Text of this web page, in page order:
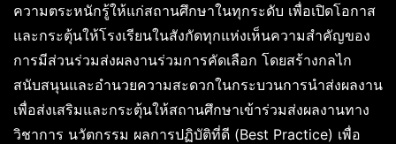
ความตระหนักรู้ให้แก่สถานศึกษาในทุกระดับ เพื่อเปิดโอกาส
และกระตุ้นให้โรงเรียนในสังกัดทุกแห่งเห็นความสำคัญของ
การมีส่วนร่วมส่งผลงานร่วมการคัดเลือก โดยสร้างกลไก
สนับสนุนและอำนวยความสะดวกในกระบวนการนำส่งผลงาน
เพื่อส่งเสริมและกระตุ้นให้สถานศึกษาเข้าร่วมส่งผลงานทาง
วิชาการ นวัตกรรม ผลการปฏิบัติที่ดี (Best Practice) เพื่อ